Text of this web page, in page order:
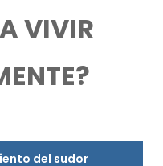
VIVIR
del sudor